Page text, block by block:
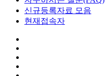
신규등록자료 모음
현재접속자